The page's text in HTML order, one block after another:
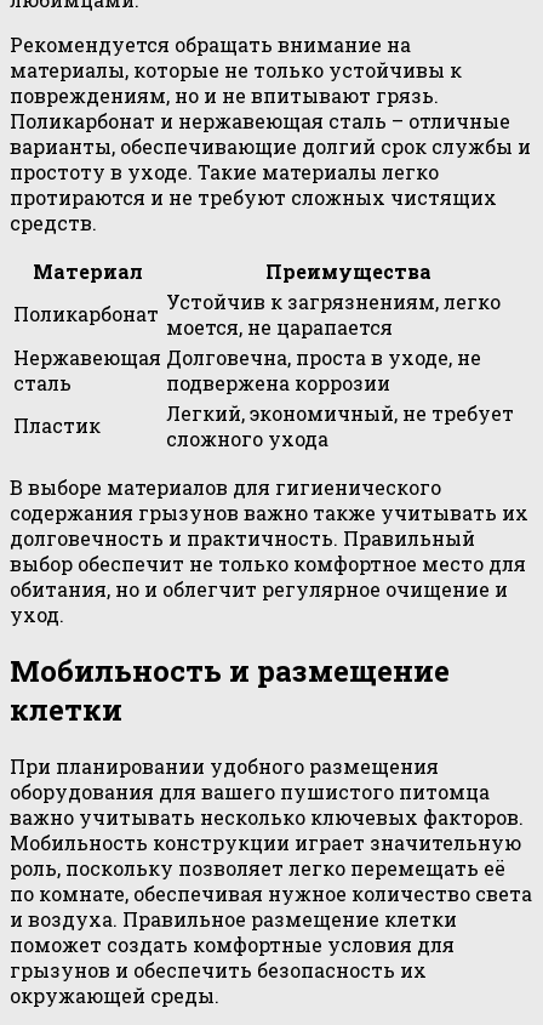
Рекомендуется обращать внимание на
материалы, которые не только устойчивы к
повреждениям, но и не впитывают грязь.
Поликарбонат и нержавеющая сталь – отличные
варианты, обеспечивающие долгий срок службы и
простоту в уходе. Такие материалы легко
протираются и не требуют сложных чистящих
средств.
Материал
Преимущества
Поликарбонат Устойчив к загрязнениям, легко
моется, не царапается
Нержавеющая
сталь
Долговечна, проста в уходе, не
подвержена коррозии
Пластик
Легкий, экономичный, не требует
сложного ухода
В выборе материалов для гигиенического
содержания грызунов важно также учитывать их
долговечность и практичность. Правильный
выбор обеспечит не только комфортное место для
обитания, но и облегчит регулярное очищение и
уход.
Мобильность и размещение
клетки
При планировании удобного размещения
оборудования для вашего пушистого питомца
важно учитывать несколько ключевых факторов.
Мобильность конструкции играет значительную
роль, поскольку позволяет легко перемещать её
по комнате, обеспечивая нужное количество света
и воздуха. Правильное размещение клетки
поможет создать комфортные условия для
грызунов и обеспечить безопасность их
окружающей среды.